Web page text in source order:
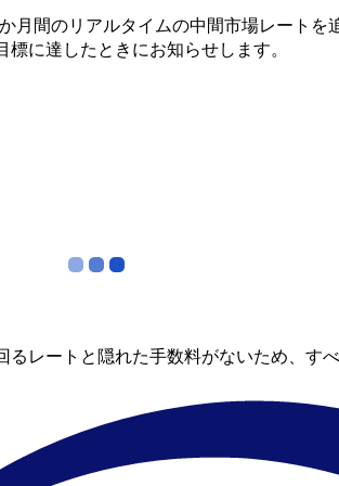
間のリアルタイムの中間市場レート
に達したときにお知らせします。
レートと隠れた手数料がないため、す